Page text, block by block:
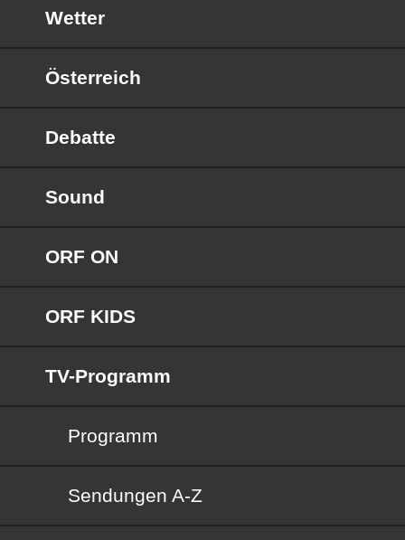
Wetter
Österreich
Debatte
Sound
ORF ON
ORF KIDS
TV-Programm
Programm
Sendungen von A bis Z
Sendungen A-Z